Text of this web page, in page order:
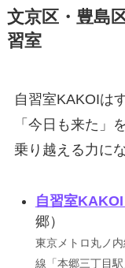
文京区・豊島
習室
自習室KAKOIは
「今日も来た」
乗り越える力にな
自習室
郷）
東京メトロ丸ノ
線「本郷三丁目